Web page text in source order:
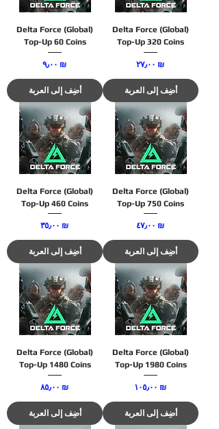
Delta Force (Global)
Top-Up 60 Coins
السعر‏٩٫٠٠ ₪
أضِف إلى العربة
Delta Force (Global)
Top-Up 320 Coins
السعر ‏٢٧٫٠٠ ₪
أضِف إلى العربة
Delta Force (Global)
Top-Up 460 Coins
السعر ‏٣٥٫٠٠ ₪
أضِف إلى العربة
Delta Force (Global)
Top-Up 750 Coins
السعر ‏٤٧٫٠٠ ₪
أضِف إلى العربة
Delta Force (Global)
Top-Up 1480 Coins
السعر ‏٨٥٫٠٠ ₪
أضِف إلى العربة
Delta Force (Global)
Top-Up 1980 Coins
السعر ‏١٠٥٫٠٠ ₪
أضِف إلى العربة